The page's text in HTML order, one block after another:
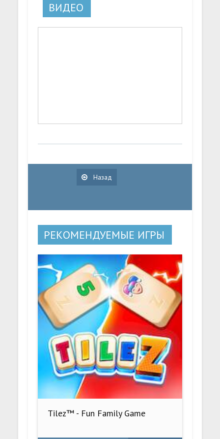
ВИДЕО
Назад
РЕКОМЕНДУЕМЫЕ ИГРЫ
Tilez™ - Fun Family Game